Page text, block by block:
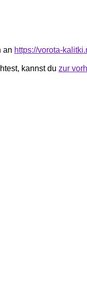
an https://vorota-
kannst du zur